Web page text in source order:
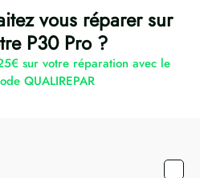
vous réparer sur
P30 Pro ?
sur votre réparation avec le
QUALIREPAR